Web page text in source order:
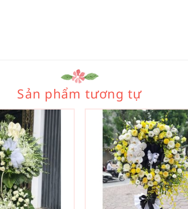
Sản phẩm tương tự